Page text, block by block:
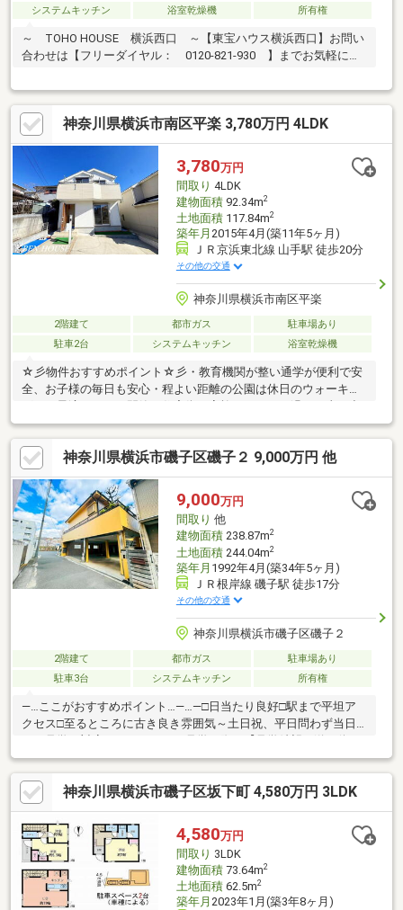
システムキッチン
浴室乾燥機 所有権
～ TOHO HOUSE 横浜西口 ～【東宝ハウス横浜西口】お問い
合わせは【フリーダイヤル： 0120-821-930 】までお気軽にど
神奈川県横浜市南区平楽 3,780万円 4LDK
3,780万円
間取り 4LDK
建物面積92.34m2
土地面積117.84m2
築年月 2015年4月(築11年5ヶ月)
ＪＲ京浜東北線 山手駅 徒歩20分
その他の交通
神奈川県横浜市南区平楽
2階建て 都市ガス
駐車場あり
駐車2台
システムキッチン 浴室乾燥機
☆彡物件おすすめポイント☆彡・教育機関が整い通学が便利で安
全、お子様の毎日も安心・程よい距離の公園は休日のウォーキン
来ます♪・近隣のスーパーでお買い物、時間を有効に使える生活・
対面キッチン開放感ある空間で会話も広がります♪・浄水器付キッ
チンはキレイなお水でお料理出来ます♪・浴室暖房はヒートショッ
クのリスクを軽減出来ます・収納スペース豊富でインテリアも楽
しめる空間です！・2階に居室がまとまり、プライベート空間も確
保出来ますいつでもご見学承ります！周辺環境や立地など、ぜひ
現地でご覧ください♪
神奈川県横浜市磯子区磯子２ 9,000万円 他
9,000万円
間取り 他
建物面積238.87m2
土地面積244.04m2
築年月 1992年4月(築34年5ヶ月)
ＪＲ根岸線 磯子駅 徒歩17分
その他の交通
神奈川県横浜市磯子区磯子２
2階建て 都市ガス
駐車場あり
駐車3台
システムキッチン 所有権
―…ここがおすすめポイント…―…―□日当たり良好□駅まで平坦ア
クセス□至るところに古き良き雰囲気～土日祝、平日問わず当日
料)】をクリック！朝日土地建物 横浜店は「横浜駅から徒歩３分
の好立地」お気軽にお立ち寄りください♪
神奈川県横浜市磯子区坂下町 4,580万円 3LDK
4,580万円
間取り 3LDK
建物面積73.64m2
土地面積62.5m2
築年月 2023年1月(築3年8ヶ月)